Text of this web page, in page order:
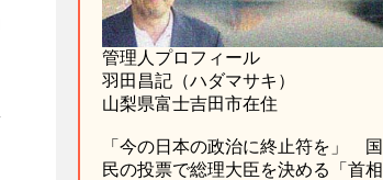
管理人プロフィール
羽田昌記（ハダマサキ）
山梨県富士吉田市在住
「今の日本の政治に終止符を」 国
民の投票で総理大臣を決める「首相